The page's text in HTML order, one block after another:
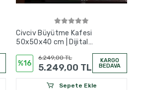
Civciv Büyütme Kafesi
50x50x40 cm | Dijital
OSB
%16
6.249,00 TL
5.249,00 TL
KARGO
BEDAVA
Sepete Ekle